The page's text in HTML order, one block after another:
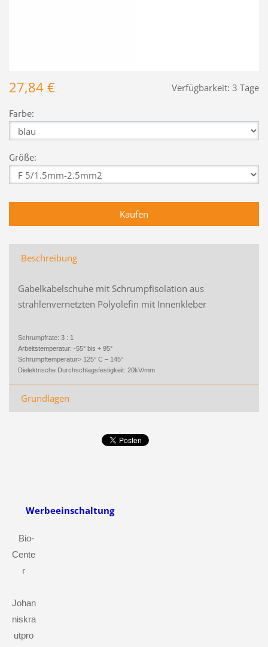
Verfügbarkeit: 3 Tage
27,84 €
Farbe:
Größe:
Beschreibung
Gabelkabelschuhe mit Schrumpfisolation aus
strahlenvernetzten Polyolefin mit Innenkleber
Schrumpfrate: 3 : 1
Arbeitstemperatur: -55° bis + 95°
Schrumpftemperatur> 125° C – 145°
Dielektrische Durchschlagsfestigkeit: 20kV/mm
Grundlagen
Werbeeinschaltung
Bio-
Cente
r
Johan
niskra
utpro